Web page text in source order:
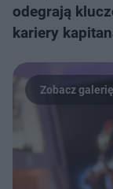
odegrają
kariery